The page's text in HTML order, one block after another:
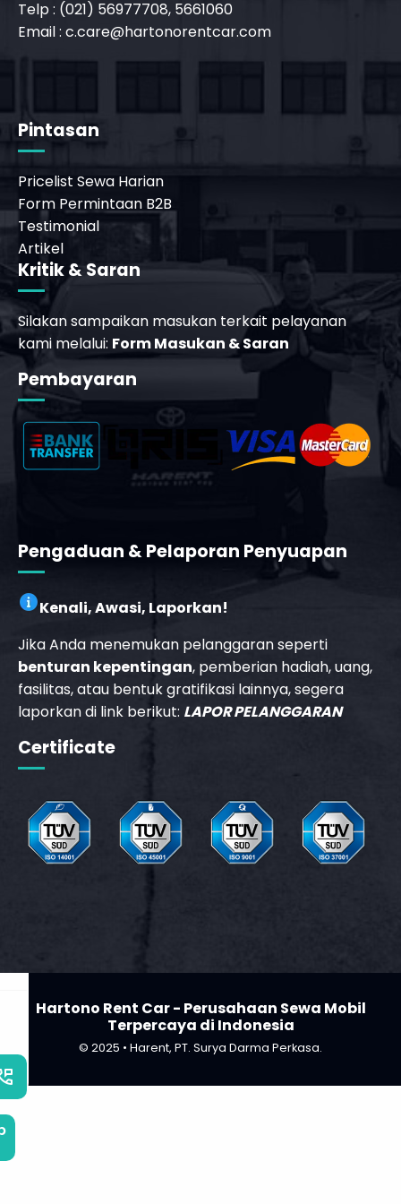
Telp : (021) 56977708, 5661060
Email : c.care@hartonorentcar.com
Pintasan
Pricelist Sewa Harian
Form Permintaan B2B
Testimonial
Artikel
Kritik & Saran
Silakan sampaikan masukan terkait pelayanan
kami melalui: Form Masukan & Saran
Pembayaran
Pengaduan & Pelaporan Penyuapan
Kenali, Awasi, Laporkan!
Jika Anda menemukan pelanggaran seperti
benturan kepentingan, pemberian hadiah, uang,
fasilitas, atau bentuk gratifikasi lainnya, segera
laporkan di link berikut: LAPOR PELANGGARAN
Certificate
Hartono Rent Car - Perusahaan Sewa Mobil
Terpercaya di Indonesia
© 2025 • Harent, PT. Surya Darma Perkasa.